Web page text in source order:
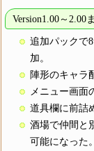
Version1.00～2.00
追加パックで
加。
陣形のキャラ
メニュー画面
道具欄に前詰
酒場で仲間と
可能になった。